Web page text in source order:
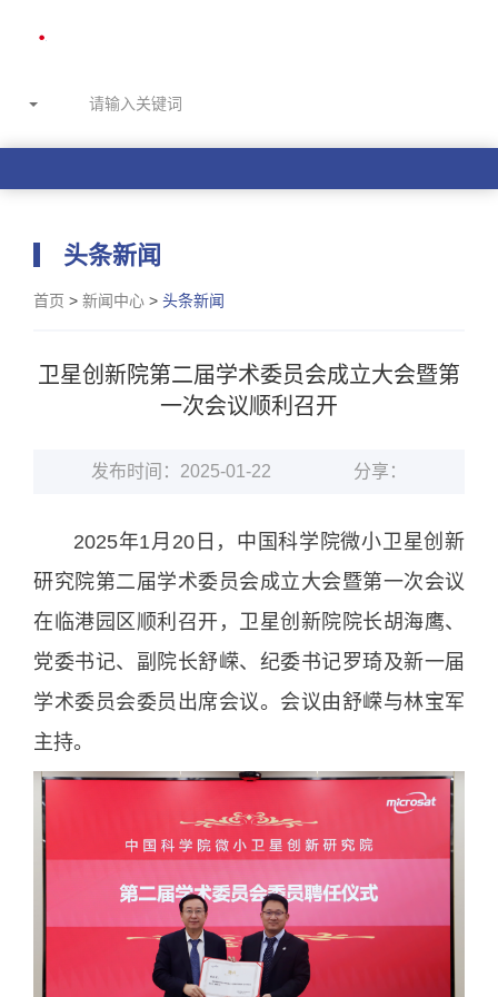
头条新闻
首页 > 新闻中心 > 头条新闻
卫星创新院第二届学术委员会成立大会暨第
一次会议顺利召开
发布时间：2025-01-22 分享：
2025年1月20日，中国科学院微小卫星创新
研究院第二届学术委员会成立大会暨第一次会议
在临港园区顺利召开，卫星创新院院长胡海鹰、
党委书记、副院长舒嵘、纪委书记罗琦及新一届
学术委员会委员出席会议。会议由舒嵘与林宝军
主持。